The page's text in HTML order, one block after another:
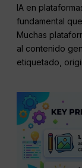
IA en
fundamental
Muchas
al contenido
etiquetado,